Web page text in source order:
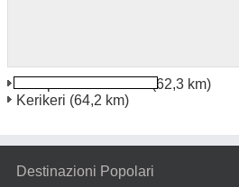
(62,3 km)
Kerikeri (64,2 km)
Destinazioni Popolari